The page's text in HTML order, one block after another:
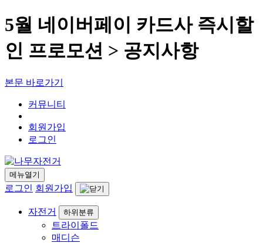
5월 네이버페이 카드사 즉시할
인 프로모션 > 공지사항
본문 바로가기
커뮤니티
회원가입
로그인
메뉴열기
로그인 회원가입
자전거 하위분류
트라이폴드
매디슨